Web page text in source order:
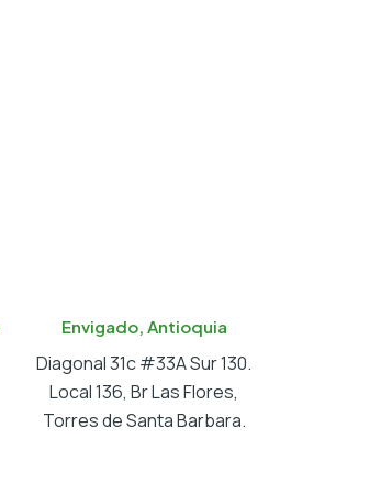
Envigado, Antioquia
Diagonal 31c #33A Sur 130.
Local 136, Br Las Flores,
Torres de Santa Barbara.